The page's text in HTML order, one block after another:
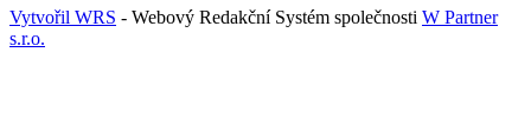
Vytvořil WRS - Webový Redakční Systém společnosti W Partner
s.r.o.